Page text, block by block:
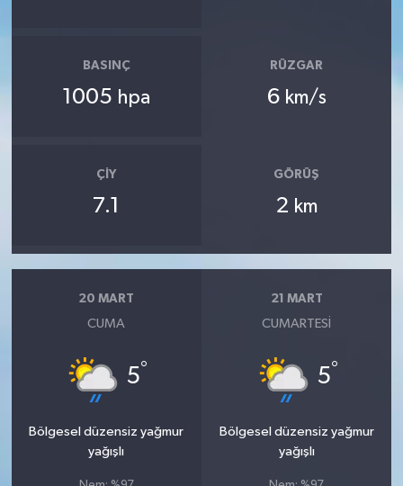
BASINÇ
1005 hpa
RÜZGAR
6 km/s
ÇIY
7.1
GÖRÜŞ
2 km
20 MART
CUMA
5°
Bölgesel düzensiz yağmur
yağışlı
21 MART
CUMARTESI
5°
Bölgesel düzensiz yağmur
yağışlı